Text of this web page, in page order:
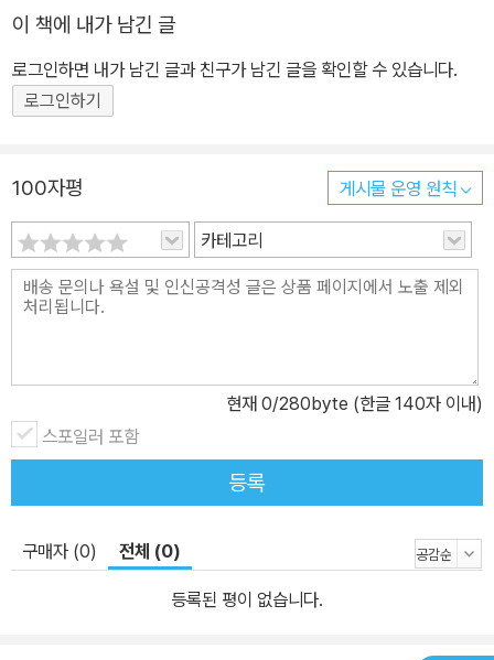
이 책에 내가 남긴 글
로그인하면 내가 남긴 글과 친구가 남긴 글을 확인할 수 있습니다.
로그인하기
100자평 게시물 운영 원칙
카테고리
현재 0/280byte (한글 140자 이내)
스포일러 포함
등록
구매자 (0) 전체 (0)
등록된 평이 없습니다.